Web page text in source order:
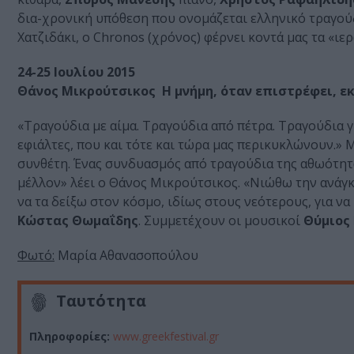
δια-χρονική υπόθεση που ονομάζεται ελληνικό
Χατζιδάκι, ο Chronos (χρόνος) φέρνει κοντά μας τα
24-25 Ιουλίου 2015
Θάνος Μικρούτσικος Η μνήμη, όταν επιστρέφει,
«Τραγούδια με αίμα. Τραγούδια από πέτρα. Τραγούδια
εφιάλτες, που και τότε και τώρα μας
συνθέτη. Ένας συνδυασμός από τραγούδια της
μέλλον» λέει ο Θάνος Μικρούτσικος. «Νιώθω την
να τα δείξω στον κόσμο, ιδίως στους νεότερους, για
Κώστας Θωμαΐδης. Συμμετέχουν οι μουσικοί
Φωτό: Μαρία Αθανασοπούλου
Ταυτότητα
Πληροφορίες: www.greekfestival.gr